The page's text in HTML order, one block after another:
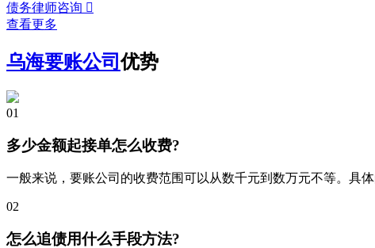
债务律师咨询 
查看更多
乌海要账公司优势
01
多少金额起接单怎么收费?
一般来说，要账公司的收费范围可以从数千元到数万元不等。具
02
怎么追债用什么手段方法?